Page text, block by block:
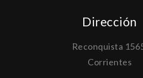
Dirección
Reconquista
Corrientes